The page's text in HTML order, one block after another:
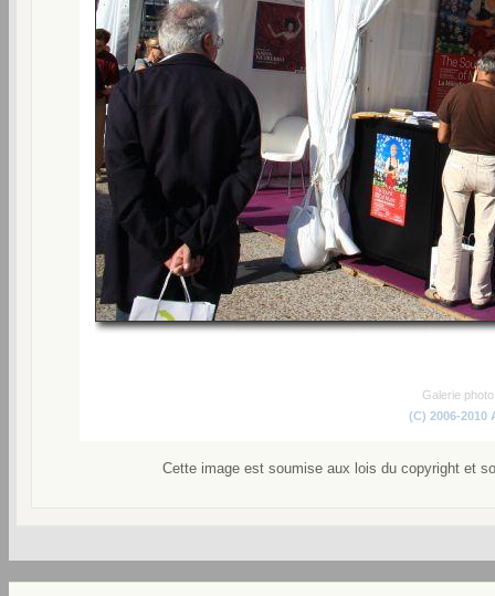
Galerie
(C) 2006-2010
Cette image est soumise aux lois du copyright et